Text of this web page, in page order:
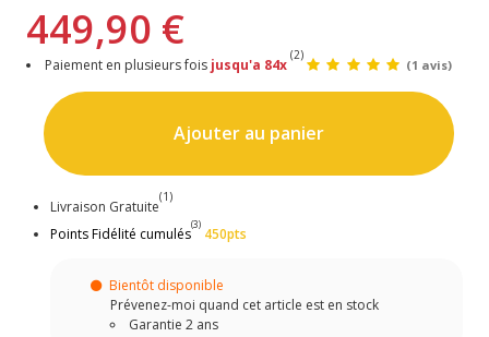
449,90 €
Paiement en plusieurs fois jusqu'a 84x
(2)
(1 avis)
Ajouter au panier
Livraison Gratuite
(1)
Points Fidélité cumulés
(3)
450pts
Bientôt disponible
Prévenez-moi quand cet article est en stock
Garantie 2 ans